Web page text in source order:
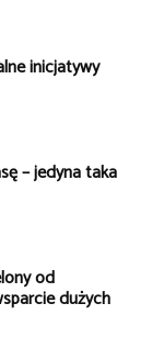
inicjatywy
– jedyna taka
od
dużych